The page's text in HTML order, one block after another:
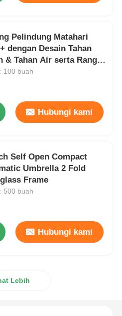
Pelindung Matahari
dengan Desain Tahan
& Tahan Air serta Rangka
untuk Perisai UV
100 buah
Hubungi kami
Self Open Compact
Umbrella 2 Fold
Frame
500 buah
Hubungi kami
Lebih